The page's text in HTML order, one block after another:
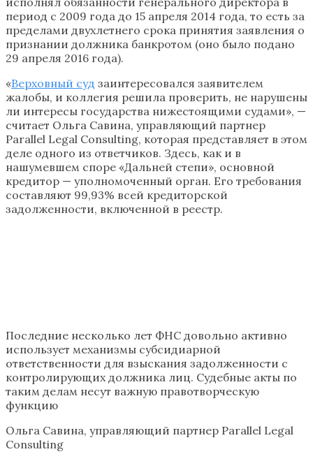
период с 2009 года до 15 апреля 2014 года, то есть за
пределами двухлетнего срока принятия заявления о
признании должника банкротом (оно было подано
29 апреля 2016 года).
«Верховный суд заинтересовался заявителем
жалобы, и коллегия решила проверить, не нарушены
ли интересы государства нижестоящими судами», —
считает Ольга Савина, управляющий партнер
Parallel Legal Consulting, которая представляет в этом
деле одного из ответчиков. Здесь, как и в
нашумевшем споре «Дальней степи», основной
кредитор — уполномоченный орган. Его требования
составляют 99,93% всей кредиторской
задолженности, включенной в реестр.
Последние несколько лет ФНС довольно активно
использует механизмы субсидиарной
ответственности для взыскания задолженности с
контролирующих должника лиц. Судебные акты по
таким делам несут важную правотворческую
функцию
Ольга Савина, управляющий партнер Parallel Legal
Consulting